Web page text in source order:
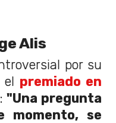
Alis
por su
el premiado en
"Una pregunta
momento, se